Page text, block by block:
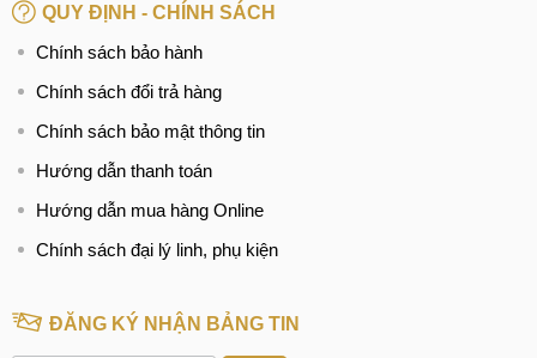
QUY ĐỊNH - CHÍNH SÁCH
Chính sách bảo hành
Chính sách đổi trả hàng
Chính sách bảo mật thông tin
Hướng dẫn thanh toán
Hướng dẫn mua hàng Online
Chính sách đại lý linh, phụ kiện
ĐĂNG KÝ NHẬN BẢNG TIN